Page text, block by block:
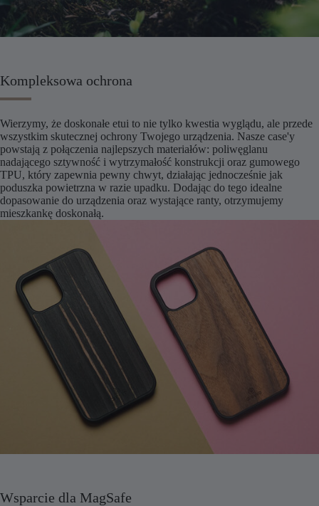
Kompleksowa ochrona
Wierzymy, że doskonałe etui to nie tylko kwestia wyglądu, ale przede
wszystkim skutecznej ochrony Twojego urządzenia. Nasze case'y
powstają z połączenia najlepszych materiałów: poliwęglanu
nadającego sztywność i wytrzymałość konstrukcji oraz gumowego
TPU, który zapewnia pewny chwyt, działając jednocześnie jak
poduszka powietrzna w razie upadku. Dodając do tego idealne
dopasowanie do urządzenia oraz wystające ranty, otrzymujemy
mieszkankę doskonałą.
Wsparcie dla MagSafe